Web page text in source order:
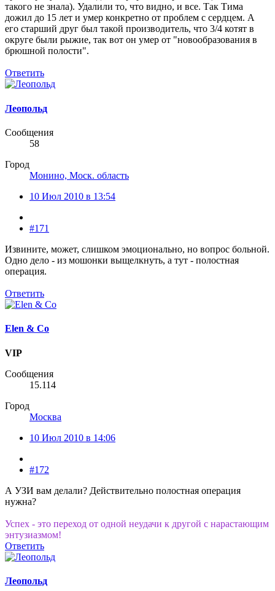
такого не знала). Удалили то, что видно, и все. Так Тима
дожил до 15 лет и умер конкретно от проблем с сердцем. А
его старший друг был такой производитель, что 3/4 котят в
округе были рыжие, так вот он умер от "новообразования в
брюшной полости".
Ответить
Леопольд
Сообщения
58
Город
Монино, Моск. область
10 Июл 2010 в 13:54
#171
Извините, может, слишком эмоционально, но вопрос больной.
Одно дело - из мошонки выщелкнуть, а тут - полостная
операция.
Ответить
Elen & Co
VIP
Сообщения
15.114
Город
Москва
10 Июл 2010 в 14:06
#172
А УЗИ вам делали? Действительно полостная операция
нужна?
Успех - это переход от одной неудачи к другой с нарастающим
энтузиазмом!
Ответить
Леопольд